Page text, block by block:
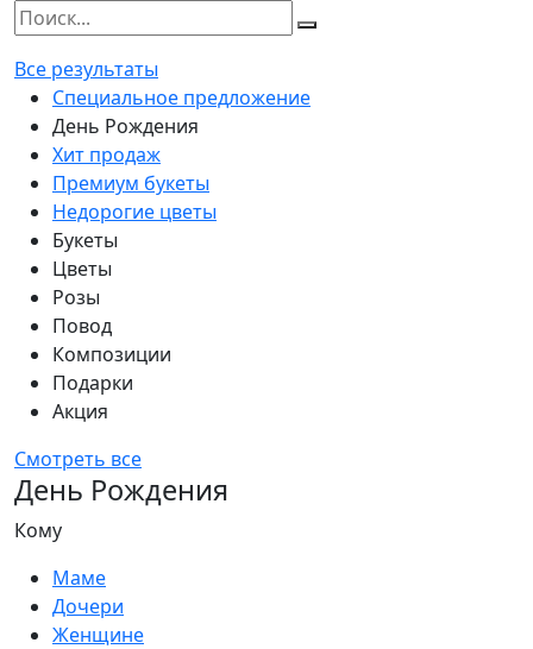
Все результаты
Специальное предложение
День Рождения
Хит продаж
Премиум букеты
Недорогие цветы
Букеты
Цветы
Розы
Повод
Композиции
Подарки
Акция
Смотреть все
День Рождения
Кому
Маме
Дочери
Женщине